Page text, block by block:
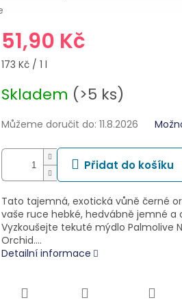
51,90 Kč
Měrná
173 Kč / 1 l
Skladem (>5 ks)
Můžeme doručit do: 11.8.2026
Přidat do košíku
Tato tajemná, exotická vůně černé
vaše ruce hebké, hedvábně jemné a
Vyzkoušejte tekuté mýdlo Palmolive
Orchid.…
Detailní informace